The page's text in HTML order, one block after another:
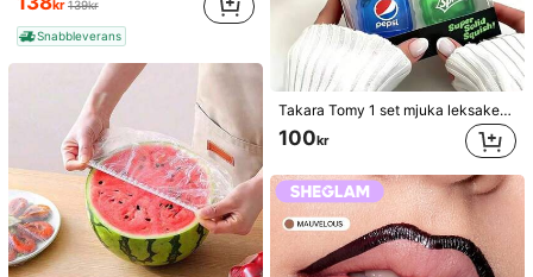
kr 139kr
Snabbleverans
Takara Tomy 1 set mjuka leksaker för barn, kubformad stressleksak, transparent klämbar stressleksak för barn, söt sodatema sensorisk stressleksak, bärbar liten unisex stressleksak, ångestdämpande handklämbar squishy-leksak, perfekt present till barnfödelsedagsparty och belöningar (slumpmässig stil)
100kr